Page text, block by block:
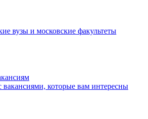
вузы и московские факультеты
вакансиями, которые вам интересны